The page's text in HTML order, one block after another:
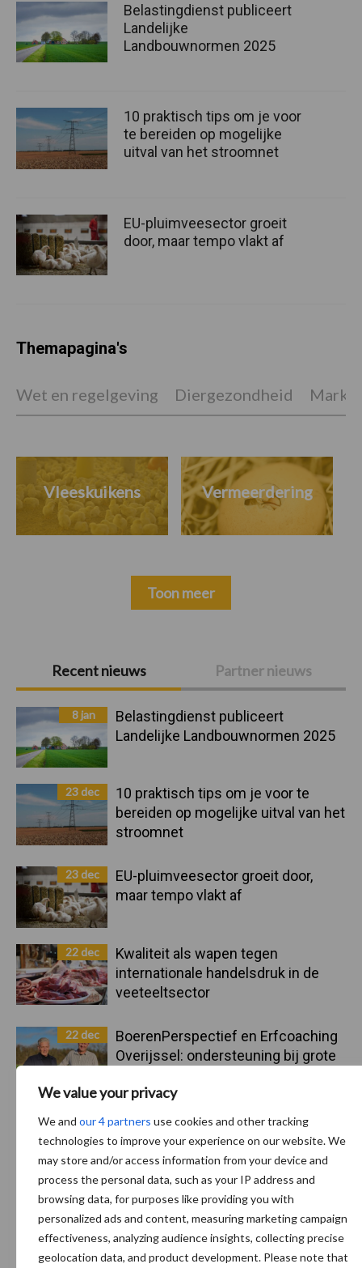
We value your privacy
We and our 4 partners use cookies and other tracking
technologies to improve your experience on our website. We
may store and/or access information from your device and
process the personal data, such as your IP address and
browsing data, for purposes like providing you with
personalized ads and content, measuring marketing campaign
effectiveness, analyzing audience insights, collecting precise
geolocation data, and product development. Please note that
Primaire
Sidebar
Recent nieuws Partner nieuws
8 jan
Belastingdienst publiceert
Landelijke Landbouwnormen 2025
23 dec
10 praktisch tips om je voor te
bereiden op mogelijke uitval van het
stroomnet
23 dec
EU-pluimveesector groeit door,
maar tempo vlakt af
22 dec
Kwaliteit als wapen tegen
internationale handelsdruk in de
veeteeltsector
22 dec
BoerenPerspectief en Erfcoaching
Overijssel: ondersteuning bij grote
Toon meer
Belastingdienst publiceert
Landelijke
Landbouwnormen 2025
10 praktisch tips om je voor
te bereiden op mogelijke
uitval van het stroomnet
EU-pluimveesector groeit
door, maar tempo vlakt af
Themapagina's
Wet en regelgeving Diergezondheid
Vleeskuikens Vermeerdering
Toon meer